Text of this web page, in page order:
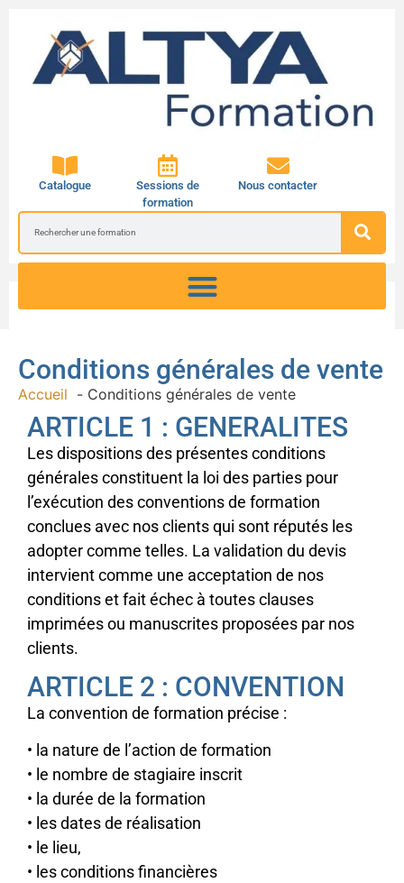
Catalogue
Sessions de
formation
Nous contacter
Conditions générales de vente
Accueil Conditions générales de vente
ARTICLE 1 : GENERALITES
Les dispositions des présentes conditions
générales constituent la loi des parties pour
l’exécution des conventions de formation
conclues avec nos clients qui sont réputés les
adopter comme telles. La validation du devis
intervient comme une acceptation de nos
conditions et fait échec à toutes clauses
imprimées ou manuscrites proposées par nos
clients.
ARTICLE 2 : CONVENTION
La convention de formation précise :
• la nature de l’action de formation
• le nombre de stagiaire inscrit
• la durée de la formation
• les dates de réalisation
• le lieu,
• les conditions financières